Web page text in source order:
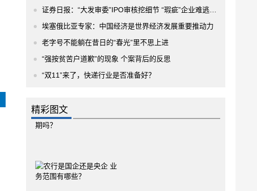
证券日报：“大发审委”IPO审核挖细节 “瑕疵”企业难逃法眼
埃塞俄比亚专家：中国经济是世界经济发展重要推动力
老字号不能躺在昔日的“春光”里不思上进
“强按贫苦户道歉”的现象 个案背后的反思
“双11”来了，快递行业是否准备好？
精彩图文